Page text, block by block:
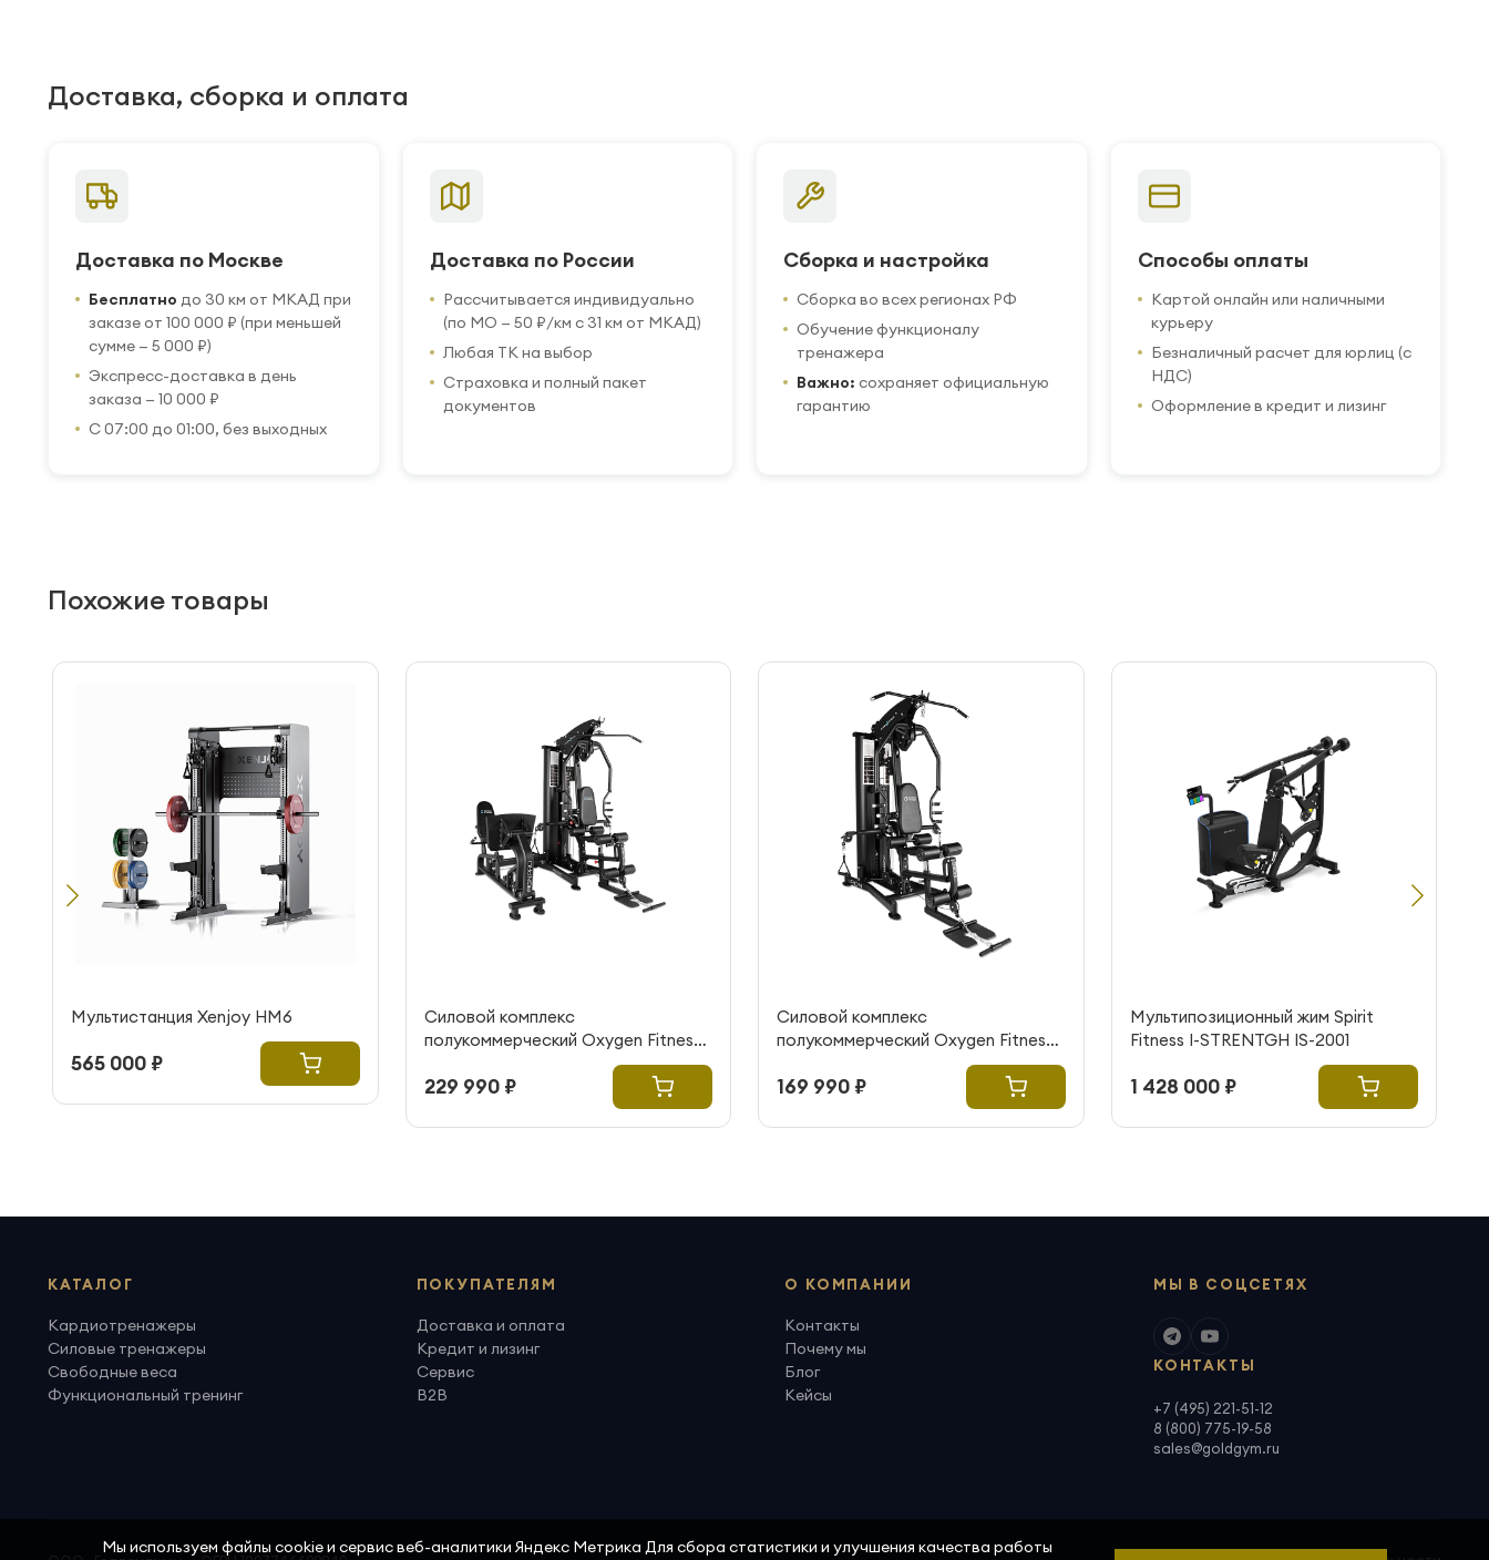
Доставка, сборка и оплата
Доставка по Москве
Бесплатно до 30 км от МКАД при
заказе от 100 000 ₽ (при меньшей
сумме — 5 000 ₽)
Экспресс-доставка в день
заказа — 10 000 ₽
С 07:00 до 01:00, без выходных
Доставка по России
Рассчитывается индивидуально
(по МО — 50 ₽/км с 31 км от МКАД)
Любая ТК на выбор
Страховка и полный пакет
документов
Сборка и настройка
Сборка во всех регионах РФ
Обучение функционалу
тренажера
Важно: сохраняет официальную
гарантию
Способы оплаты
Картой онлайн или наличными
курьеру
Безналичный расчет для юрлиц (с
НДС)
Оформление в кредит и лизинг
Похожие товары
Мультистанция Xenjoy HM6
565 000 ₽
Силовой комплекс
полукоммерческий Oxygen Fitness
229 990 ₽
Силовой комплекс
полукоммерческий Oxygen Fitness
169 990 ₽
Мультипозиционный жим Spirit
Fitness I-STRENTGH IS-2001
1 428 000 ₽
КАТАЛОГ
Кардиотренажеры
Силовые тренажеры
Свободные веса
Функциональный тренинг
ПОКУПАТЕЛЯМ
Доставка и оплата
Кредит и лизинг
Сервис
B2B
О КОМПАНИИ
Контакты
Почему мы
Блог
Кейсы
МЫ В СОЦСЕТЯХ
КОНТАКТЫ
+7 (495) 221-51-12
8 (800) 775-19-58
sales@goldgym.ru
Мы используем файлы cookie и сервис веб-аналитики Яндекс Метрика Для сбора статистики и улучшения качества работы